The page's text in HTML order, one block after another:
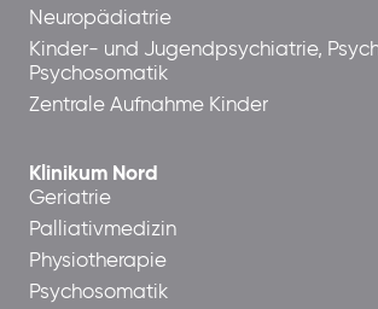
Neuropädiatrie
Kinder- und Jugendpsychiatrie,
Psychosomatik
Zentrale Aufnahme Kinder
Klinikum Nord
Geriatrie
Palliativmedizin
Physiotherapie
Psychosomatik